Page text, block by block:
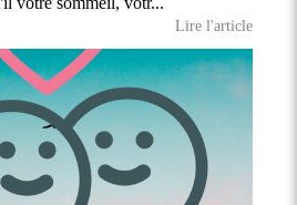
Lire l'article